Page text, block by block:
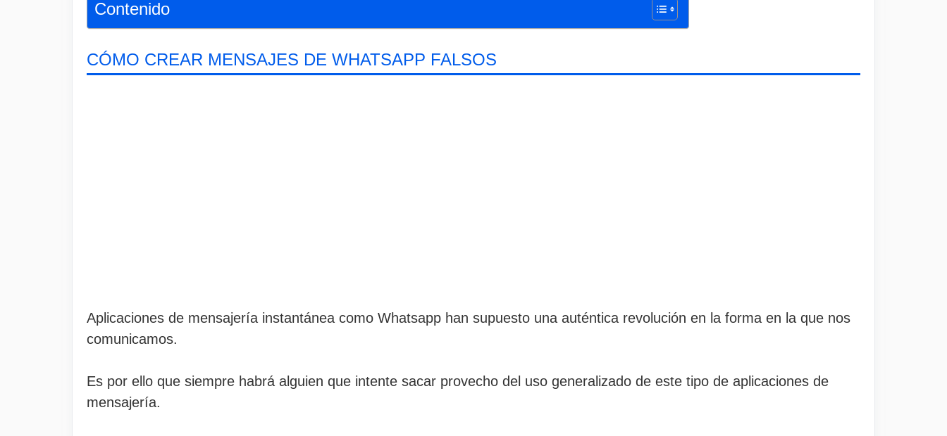
Contenido
CÓMO CREAR MENSAJES DE WHATSAPP FALSOS
Aplicaciones de mensajería instantánea como Whatsapp han supuesto una auténtica revolución en la forma en la que nos
comunicamos.
Es por ello que siempre habrá alguien que intente sacar provecho del uso generalizado de este tipo de aplicaciones de
mensajería.